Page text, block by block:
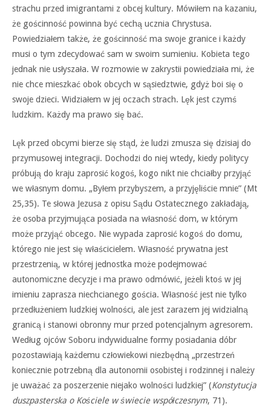
strachu przed imigrantami z obcej kultury. Mówiłem na kazaniu,
że gościnność powinna być cechą ucznia Chrystusa.
Powiedziałem także, że gościnność ma swoje granice i każdy
musi o tym zdecydować sam w swoim sumieniu. Kobieta tego
jednak nie usłyszała. W rozmowie w zakrystii powiedziała mi, że
nie chce mieszkać obok obcych w sąsiedztwie, gdyż boi się o
swoje dzieci. Widziałem w jej oczach strach. Lęk jest czymś
ludzkim. Każdy ma prawo się bać.
Lęk przed obcymi bierze się stąd, że ludzi zmusza się dzisiaj do
przymusowej integracji. Dochodzi do niej wtedy, kiedy politycy
próbują do kraju zaprosić kogoś, kogo nikt nie chciałby przyjąć
we własnym domu. „Byłem przybyszem, a przyjęliście mnie” (Mt
25,35). Te słowa Jezusa z opisu Sądu Ostatecznego zakładają,
że osoba przyjmująca posiada na własność dom, w którym
może przyjąć obcego. Nie wypada zaprosić kogoś do domu,
którego nie jest się właścicielem. Własność prywatna jest
przestrzenią, w której jednostka może podejmować
autonomiczne decyzje i ma prawo odmówić, jeżeli ktoś w jej
imieniu zaprasza niechcianego gościa. Własność jest nie tylko
przedłużeniem ludzkiej wolności, ale jest zarazem jej widzialną
granicą i stanowi obronny mur przed potencjalnym agresorem.
Według ojców Soboru indywidualne formy posiadania dóbr
pozostawiają każdemu człowiekowi niezbędną „przestrzeń
koniecznie potrzebną dla autonomii osobistej i rodzinnej i należy
je uważać za poszerzenie niejako wolności ludzkiej” (Konstytucja
duszpasterska o Kościele w świecie współczesnym, 71).